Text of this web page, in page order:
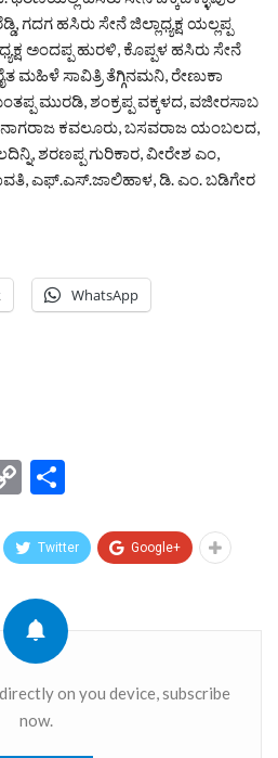
ಗದಗ ಹಸಿರು ಸೇನೆ ಜಿಲ್ಲಾಧ್ಯಕ್ಷ ಯಲ್ಲಪ್ಪ
ಅಂದಪ್ಪ ಹುರಳಿ, ಕೊಪ್ಪಳ ಹಸಿರು ಸೇನೆ
ಮಹಿಳೆ ಸಾವಿತ್ರಿ ತೆಗ್ಗಿನಮನಿ, ರೇಣುಕಾ
ಮುರಡಿ, ಶಂಕ್ರಪ್ಪ ವಕ್ಕಳದ, ವಜೀರಸಾಬ
ಕವಲೂರು, ಬಸವರಾಜ ಯಂಬಲದ,
ಶರಣಪ್ಪ ಗುರಿಕಾರ, ವೀರೇಶ ಎಂ,
ಎಫ್.ಎಸ್.ಜಾಲಿಹಾಳ, ಡಿ. ಎಂ. ಬಡಿಗೇರ
WhatsApp
Copy
Twitter Google+
on you device, subscribe
now.